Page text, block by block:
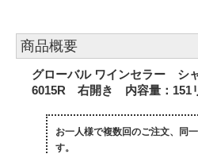
商品概要
グローバル ワインセラー シ
6015R 右開き 内容量：151
お一人様で複数回のご注文、同
す。